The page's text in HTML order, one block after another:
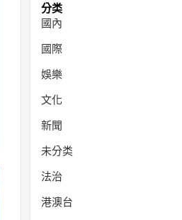
分类
國內
國際
娛樂
文化
新聞
未分类
法治
港澳台